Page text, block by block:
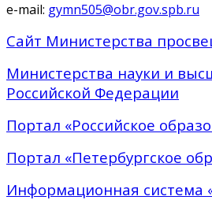
e-mail: gymn505@obr.gov.spb.ru
Сайт Министерства
Министерства науки и
Российской Федерации
Портал «Российское
Портал «Петербургское
Информационная система